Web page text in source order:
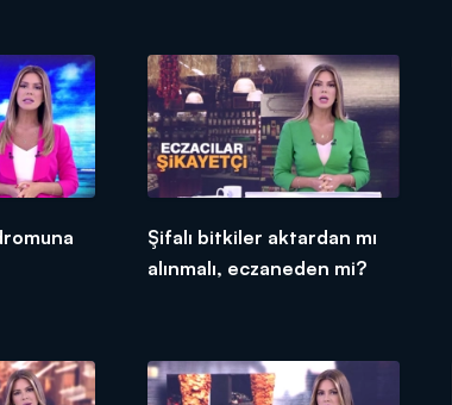
Şifalı bitkiler aktardan mı
alınmalı, eczaneden mi?